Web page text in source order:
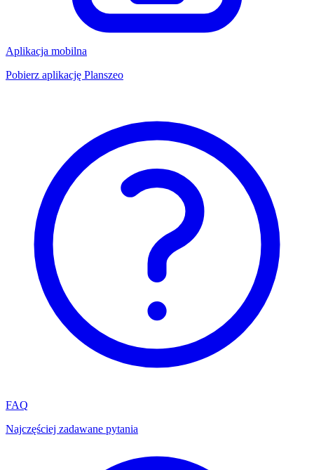
Aplikacja mobilna
Pobierz aplikację Planszeo
FAQ
Najczęściej zadawane pytania